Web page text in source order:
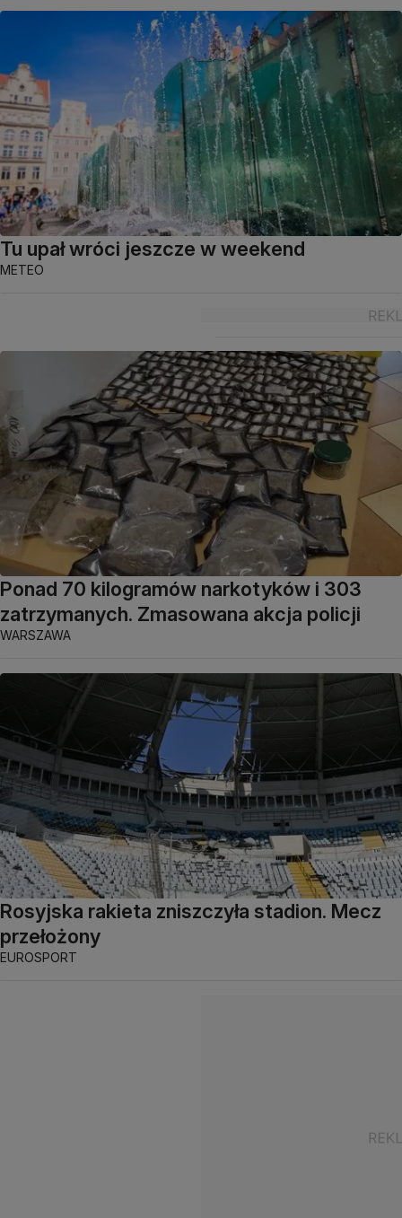
Tu upał wróci jeszcze w weekend
METEO
Ponad 70 kilogramów narkotyków i 303
zatrzymanych. Zmasowana akcja policji
WARSZAWA
Rosyjska rakieta zniszczyła stadion. Mecz
przełożony
EUROSPORT